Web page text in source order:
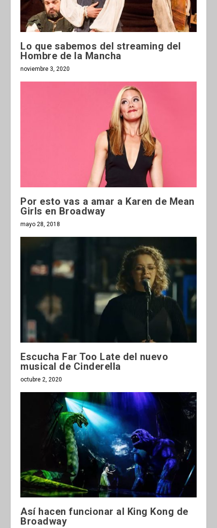
Lo que sabemos del streaming del
Hombre de la Mancha
noviembre 3, 2020
Por esto vas a amar a Karen de Mean
Girls en Broadway
mayo 28, 2018
Escucha Far Too Late del nuevo
musical de Cinderella
octubre 2, 2020
Así hacen funcionar al King Kong de
Broadway